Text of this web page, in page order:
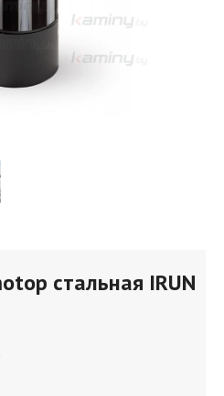
стальная IRUN